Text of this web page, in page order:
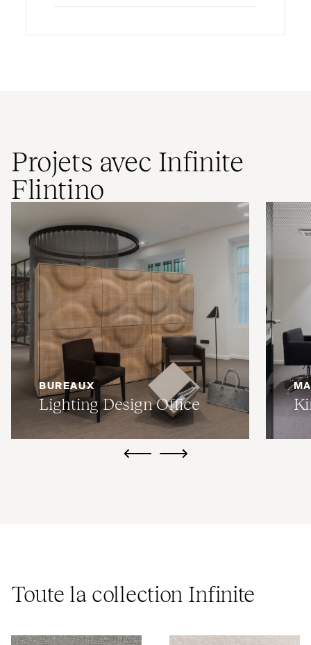
Projets avec Infinite
Flintino
BUREAUX
Lighting Design Office
ui.previousui.next
Toute la collection Infinite